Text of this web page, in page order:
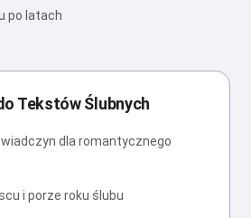
po latach
Tekstów Ślubnych
dla romantycznego
i porze roku ślubu